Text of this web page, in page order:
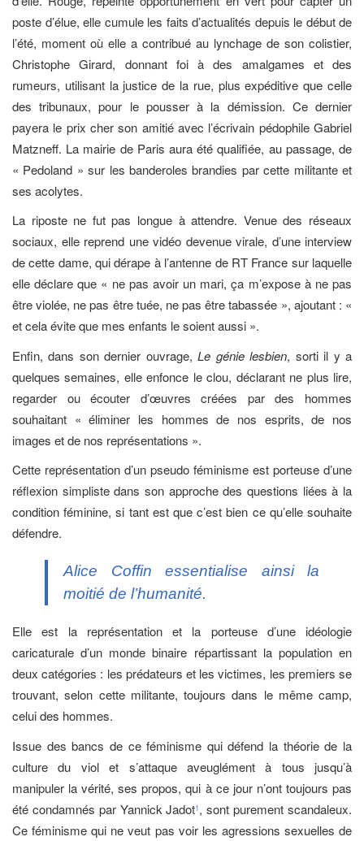
poste d’élue, elle cumule les faits d’actualités depuis le début de
l’été, moment où elle a contribué au lynchage de son colistier,
Christophe Girard, donnant foi à des amalgames et des
rumeurs, utilisant la justice de la rue, plus expéditive que celle
des tribunaux, pour le pousser à la démission. Ce dernier
payera le prix cher son amitié avec l’écrivain pédophile Gabriel
Matzneff. La mairie de Paris aura été qualifiée, au passage, de
« Pedoland » sur les banderoles brandies par cette militante et
ses acolytes.
La riposte ne fut pas longue à attendre. Venue des réseaux
sociaux, elle reprend une vidéo devenue virale, d’une interview
de cette dame, qui dérape à l’antenne de RT France sur laquelle
elle déclare que « ne pas avoir un mari, ça m’expose à ne pas
être violée, ne pas être tuée, ne pas être tabassée », ajoutant : «
et cela évite que mes enfants le soient aussi ».
Enfin, dans son dernier ouvrage,Le génie lesbien, sorti il y a
quelques semaines, elle enfonce le clou, déclarant ne plus lire,
regarder ou écouter d’œuvres créées par des hommes
souhaitant « éliminer les hommes de nos esprits, de nos
images et de nos représentations ».
Cette représentation d’un pseudo féminisme est porteuse d’une
réflexion simpliste dans son approche des questions liées à la
condition féminine, si tant est que c’est bien ce qu’elle souhaite
défendre.
Alice Coffin essentialise ainsi la
moitié de l’humanité.
Elle est la représentation et la porteuse d’une idéologie
caricaturale d’un monde binaire répartissant la population en
deux catégories : les prédateurs et les victimes, les premiers se
trouvant, selon cette militante, toujours dans le même camp,
celui des hommes.
Issue des bancs de ce féminisme qui défend la théorie de la
culture du viol et s’attaque aveuglément à tous jusqu’à
manipuler la vérité, ses propos, qui à ce jour n’ont toujours pas
été condamnés par Yannick Jadot1, sont purement scandaleux.
Ce féminisme qui ne veut pas voir les agressions sexuelles de